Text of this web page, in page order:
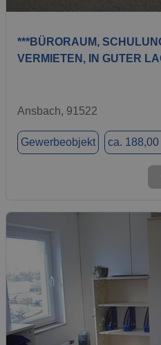
***BÜRORAUM,
VERMIETEN, IN GUTER
Ansbach, 91522
Gewerbeobjekt ca. 188,00